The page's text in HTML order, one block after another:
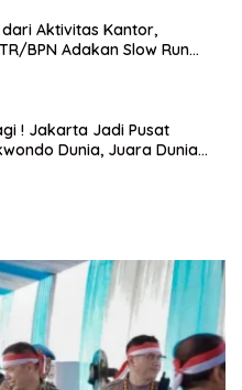
Aktivitas Kantor,
BPN Adakan Slow Run
! Jakarta Jadi Pusat
Dunia, Juara Dunia